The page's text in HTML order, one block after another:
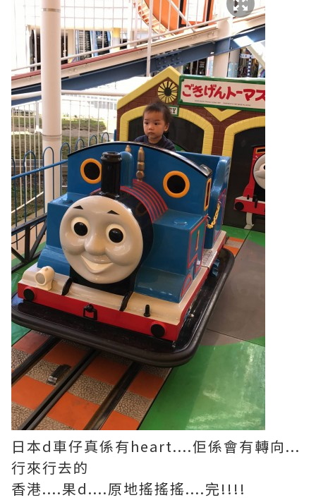
日本d車仔真係有heart....佢係會有轉向...
行來行去的
香港....果d....原地搖搖搖....完!!!!